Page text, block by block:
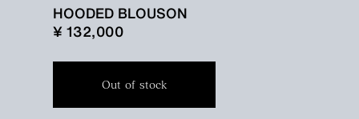
HOODED BLOUSON
¥ 132,000
Out of stock